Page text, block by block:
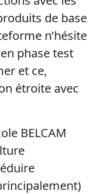
de base
n’hésite
phase test
et ce,
étroite avec
BELCAM